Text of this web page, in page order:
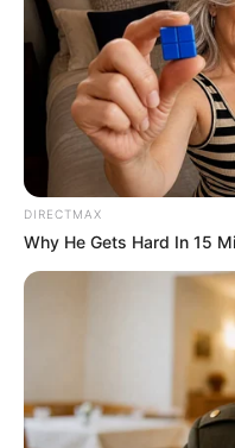
DIRECTMAX
Why He Gets Hard In 15